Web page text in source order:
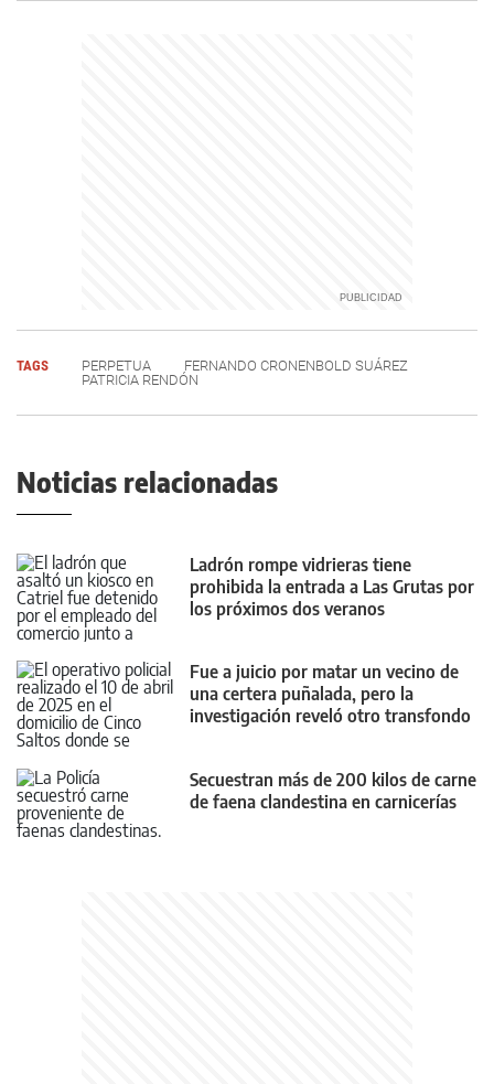
TAGS PERPETUA
FERNANDO CRONENBOLD SUÁREZ
PATRICIA RENDÓN
Noticias relacionadas
Ladrón rompe vidrieras tiene
prohibida la entrada a Las Grutas por
los próximos dos veranos
Fue a juicio por matar un vecino de
una certera puñalada, pero la
investigación reveló otro transfondo
Secuestran más de 200 kilos de carne
de faena clandestina en carnicerías